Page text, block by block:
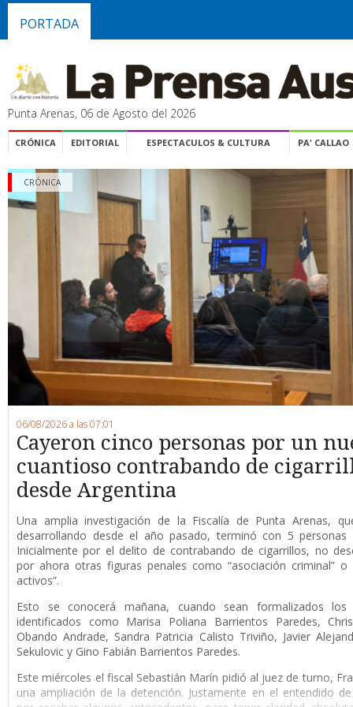
PORTADA
Punta Arenas, 06 de Agosto del 2026
CRÓNICA EDITORIAL ESPECTACULOS & CULTURA PA' CALLAO
CRÓNICA
06/08/2026 a las 07:01
Cayeron cinco personas por un
cuantioso contrabando de
desde Argentina
Una amplia investigación de la Fiscalía de Punta Arenas,
desarrollando desde el año pasado, terminó con 5 personas
Inicialmente por el delito de contrabando de cigarrillos, no
por ahora otras figuras penales como “asociación criminal” o
activos”.
Esto se conocerá mañana, cuando sean formalizados los
identificados como Marisa Poliana Barrientos Paredes,
Obando Andrade, Sandra Patricia Calisto Triviño, Javier
Sekulovic y Gino Fabián Barrientos Paredes.
Este miércoles el fiscal Sebastián Marín pidió al juez de turno,
una ampliación de la detención. Justamente en el entendido